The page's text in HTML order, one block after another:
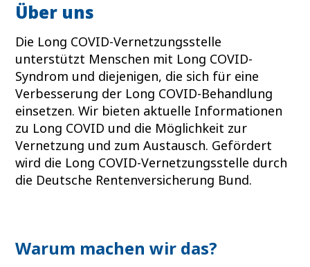
Über uns
Die Long COVID-Vernetzungsstelle
unterstützt Menschen mit Long COVID-
Syndrom und diejenigen, die sich für eine
Verbesserung der Long COVID-Behandlung
einsetzen. Wir bieten aktuelle Informationen
zu Long COVID und die Möglichkeit zur
Vernetzung und zum Austausch. Gefördert
wird die Long COVID-Vernetzungsstelle durch
die Deutsche Rentenversicherung Bund.
Warum machen wir das?